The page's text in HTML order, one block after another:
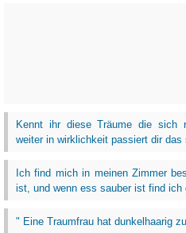
Kennt ihr diese Träume die sich
weiter in wirklichkeit passiert dir das
Ich find mich in meinen Zimmer
ist, und wenn ess sauber ist find ich
" Eine Traumfrau hat dunkelhaarig